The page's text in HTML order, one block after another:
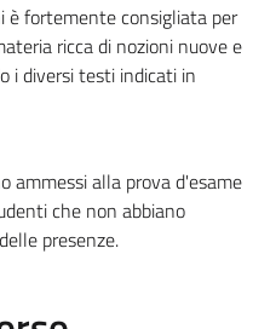
è fortemente consigliata per
ricca di nozioni nuove e
i diversi testi indicati in
ammessi alla prova d'esame
che non abbiano
presenze.